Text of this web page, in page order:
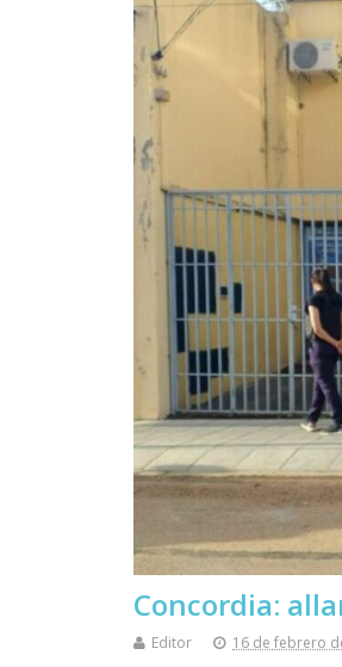
Concordia:
Editor 16 de febrero